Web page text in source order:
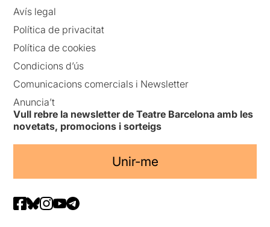
Avís legal
Política de privacitat
Política de cookies
Condicions d’ús
Comunicacions comercials i Newsletter
Anuncia’t
Vull rebre la newsletter de Teatre Barcelona amb les
novetats, promocions i sorteigs
Unir-me